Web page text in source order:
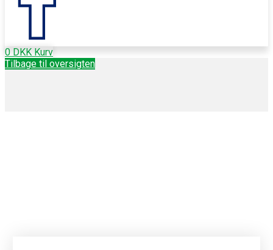
0 DKK Kurv
Tilbage til oversigten